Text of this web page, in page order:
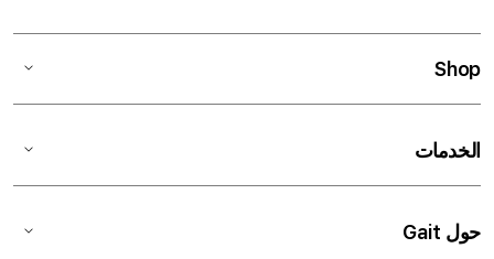
Shop
الخدمات
حول Gait